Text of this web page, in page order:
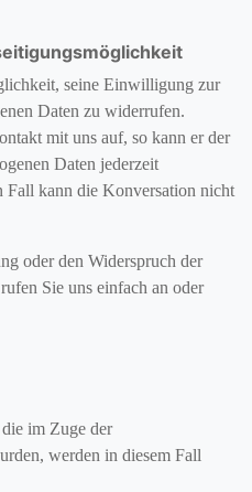
seine Einwilligung zur
Daten zu widerrufen.
mit uns auf, so kann er der
Daten jederzeit
Fall kann die Konversation nicht
oder den Widerspruch der
Sie uns einfach an oder
im Zuge der
werden in diesem Fall